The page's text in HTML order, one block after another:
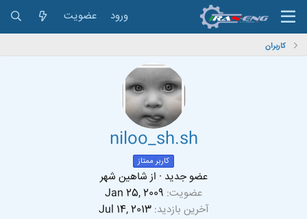
ورود عضویت
کاربران
niloo_sh.sh
کاربر ممتاز
عضو جدید · ازشاهین شهر
عضویت Jan 25, 2009
آخرین بازدید Jul 14, 2013